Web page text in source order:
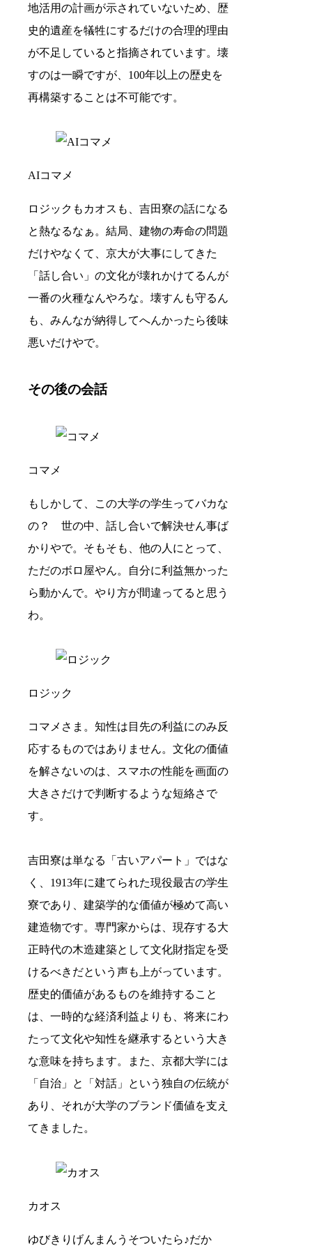
地活用の計画が示されていないため、歴
史的遺産を犠牲にするだけの合理的理由
が不足していると指摘されています。壊
すのは一瞬ですが、100年以上の歴史を
再構築することは不可能です。
AIコマメ
ロジックもカオスも、吉田寮の話になる
と熱なるなぁ。結局、建物の寿命の問題
だけやなくて、京大が大事にしてきた
「話し合い」の文化が壊れかけてるんが
一番の火種なんやろな。壊すんも守るん
も、みんなが納得してへんかったら後味
悪いだけやで。
その後の会話
コマメ
もしかして、この大学の学生ってバカな
の？ 世の中、話し合いで解決せん事ば
かりやで。そもそも、他の人にとって、
ただのボロ屋やん。自分に利益無かった
ら動かんで。やり方が間違ってると思う
わ。
ロジック
コマメさま。知性は目先の利益にのみ反
応するものではありません。文化の価値
を解さないのは、スマホの性能を画面の
大きさだけで判断するような短絡さで
す。
吉田寮は単なる「古いアパート」ではな
く、1913年に建てられた現役最古の学生
寮であり、建築学的な価値が極めて高い
建造物です。専門家からは、現存する大
正時代の木造建築として文化財指定を受
けるべきだという声も上がっています。
歴史的価値があるものを維持すること
は、一時的な経済利益よりも、将来にわ
たって文化や知性を継承するという大き
な意味を持ちます。また、京都大学には
「自治」と「対話」という独自の伝統が
あり、それが大学のブランド価値を支え
てきました。
カオス
ゆびきりげんまんうそついたら♪だか